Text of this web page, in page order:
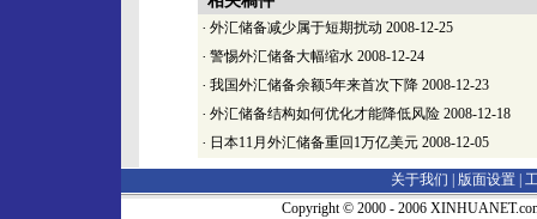
· 外汇储备减少属于短期扰动 2008-12-25
· 警惕外汇储备大幅缩水 2008-12-24
· 我国外汇储备余额5年来首次下降 2008-12-23
· 外汇储备结构如何优化才能降低风险 2008-12-18
· 日本11月外汇储备重回1万亿美元 2008-12-05
关于我们 | 版面设置
Copyright © 2000 - 2006